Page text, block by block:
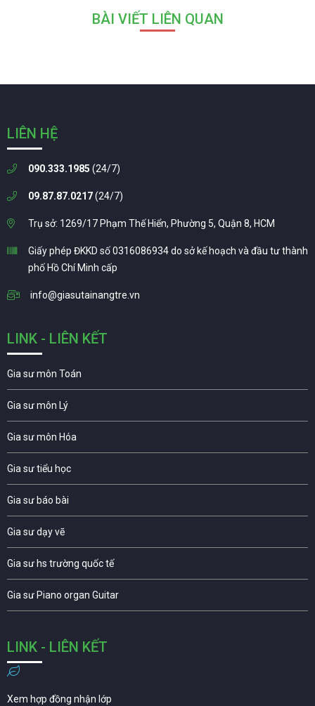
BÀI VIẾT LIÊN QUAN
LIÊN HỆ
090.333.1985 (24/7)
09.87.87.0217(24/7)
Trụ sở: 1269/17 Phạm Thế Hiển, Phường 5, Quận 8, HCM
Giấy phép ĐKKD số 0316086934 do sở kế hoạch và đầu tư thành
phố Hồ Chí Minh cấp
info@giasutainangtre.vn
LINK - LIÊN KẾT
Gia sư môn Toán
Gia sư môn Lý
Gia sư môn Hóa
Gia sư tiểu học
Gia sư báo bài
Gia sư dạy vẽ
Gia sư hs trường quốc tế
Gia sư Piano organ Guitar
LINK - LIÊN KẾT
Xem hợp đồng nhận lớp